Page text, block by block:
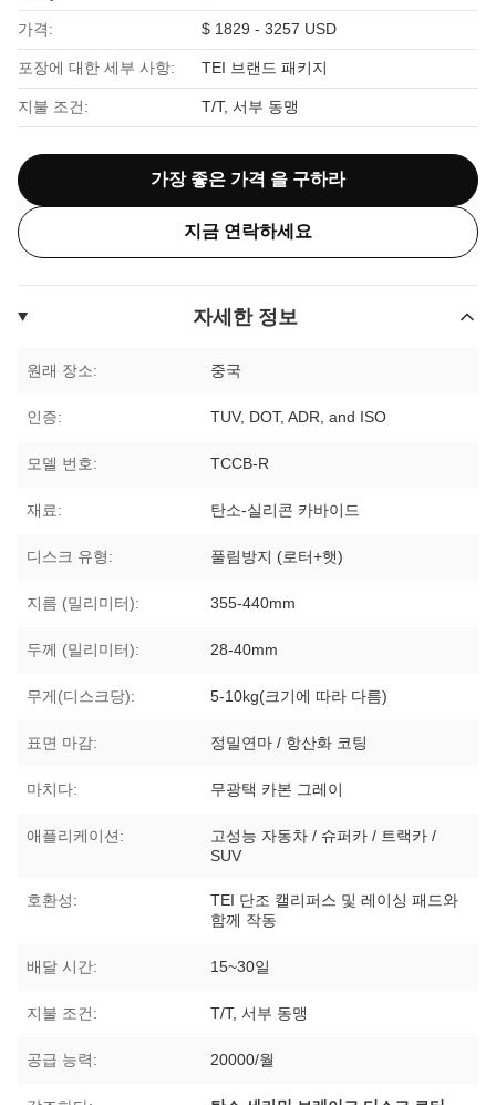
가격: $ 1829 - 3257 USD
포장에 대한 세부 사항: TEI 브랜드 패키지
지불 조건: T/T, 서부 동맹
가장 좋은 가격 을 구하라
지금 연락하세요
자세한 정보
원래 장소: 중국
인증: TUV, DOT, ADR, and ISO
모델 번호: TCCB-R
재료: 탄소-실리콘 카바이드
디스크 유형: 풀림방지 (로터+햇)
지름 (밀리미터): 355-440mm
두께 (밀리미터): 28-40mm
무게(디스크당): 5-10kg(크기에 따라 다름)
표면 마감: 정밀연마 / 항산화 코팅
마치다: 무광택 카본 그레이
애플리케이션:
고성능 자동차 / 슈퍼카 / 트랙카 /
SUV
호환성:
TEI 단조 캘리퍼스 및 레이싱 패드와
함께 작동
배달 시간: 15~30일
지불 조건: T/T, 서부 동맹
공급 능력: 20000/월